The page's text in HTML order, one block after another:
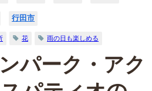
行田市
花 雨の日も楽しめる
パーク・アク